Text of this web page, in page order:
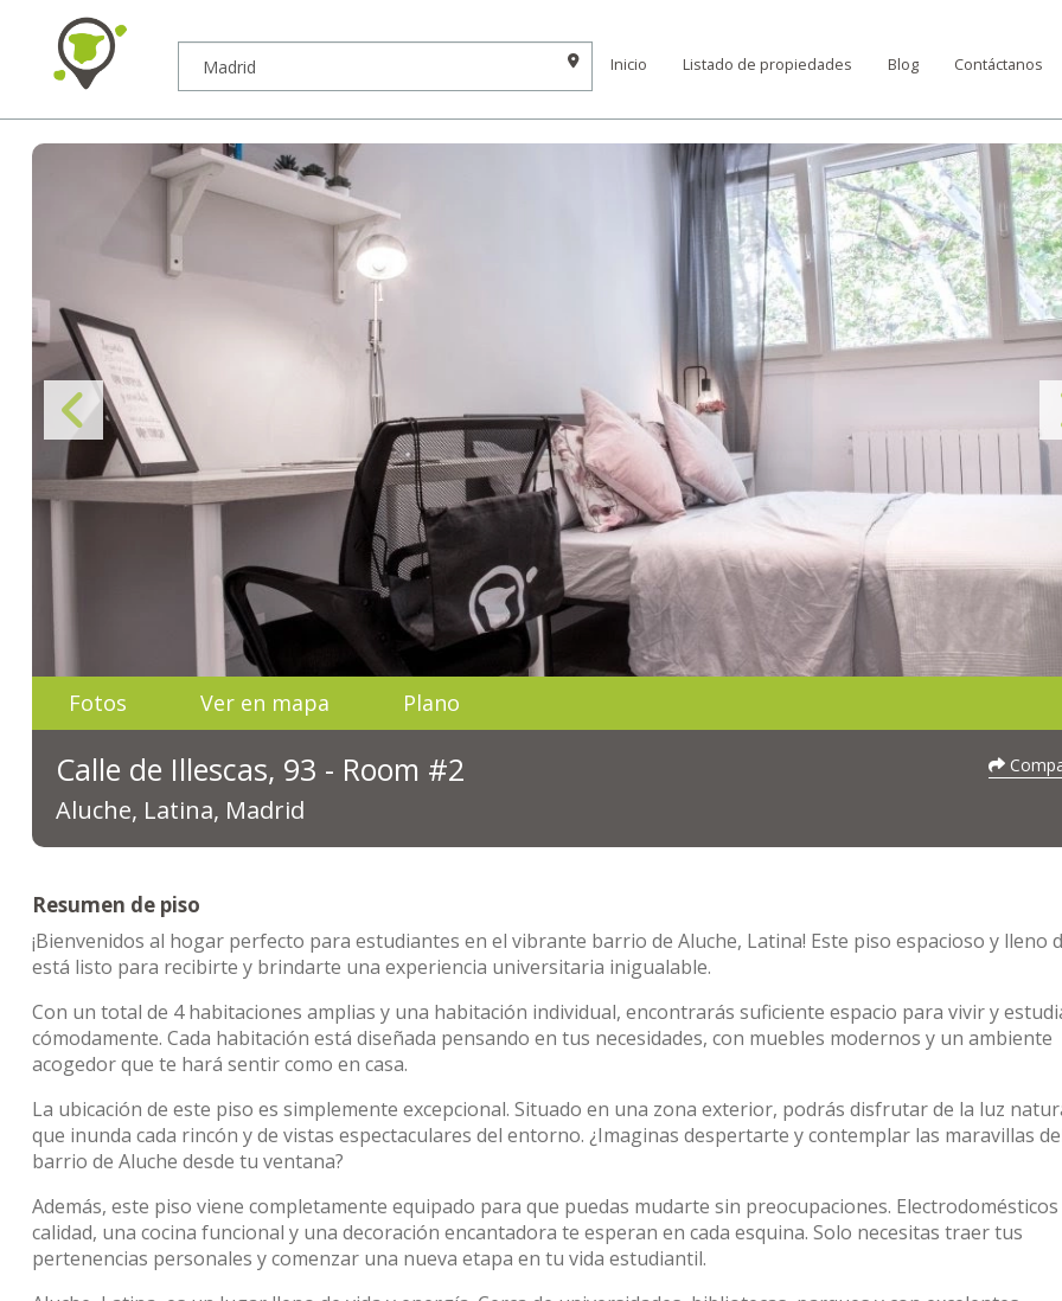
Inicio Listado de propiedades Blog Contáctanos
Fotos Ver en mapa Plano
Calle de Illescas, 93 - Room #2
Aluche, Latina, Madrid
Resumen de piso
¡Bienvenidos al hogar perfecto para estudiantes en el vibrante barrio de Aluche, Latina! Este piso espacioso y lleno
está listo para recibirte y brindarte una experiencia universitaria inigualable.
Con un total de 4 habitaciones amplias y una habitación individual, encontrarás suficiente espacio para vivir y
cómodamente. Cada habitación está diseñada pensando en tus necesidades, con muebles modernos y un ambiente
acogedor que te hará sentir como en casa.
La ubicación de este piso es simplemente excepcional. Situado en una zona exterior, podrás disfrutar de la luz
que inunda cada rincón y de vistas espectaculares del entorno. ¿Imaginas despertarte y contemplar las maravillas
barrio de Aluche desde tu ventana?
Además, este piso viene completamente equipado para que puedas mudarte sin preocupaciones. Electrodomésticos
calidad, una cocina funcional y una decoración encantadora te esperan en cada esquina. Solo necesitas traer tus
pertenencias personales y comenzar una nueva etapa en tu vida estudiantil.